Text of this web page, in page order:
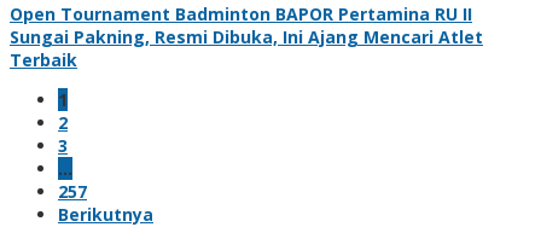
Open Tournament Badminton BAPOR Pertamina RU II
Sungai Pakning, Resmi Dibuka, Ini Ajang Mencari Atlet
Terbaik
1
2
3
…
257
Berikutnya